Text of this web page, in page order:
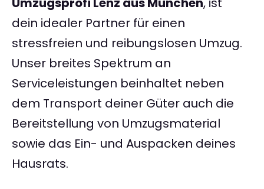
dein idealer Partner für einen
stressfreien und reibungslosen Umzug.
Unser breites Spektrum an
Serviceleistungen beinhaltet neben
dem Transport deiner Güter auch die
Bereitstellung von Umzugsmaterial
sowie das Ein- und Auspacken deines
Hausrats.